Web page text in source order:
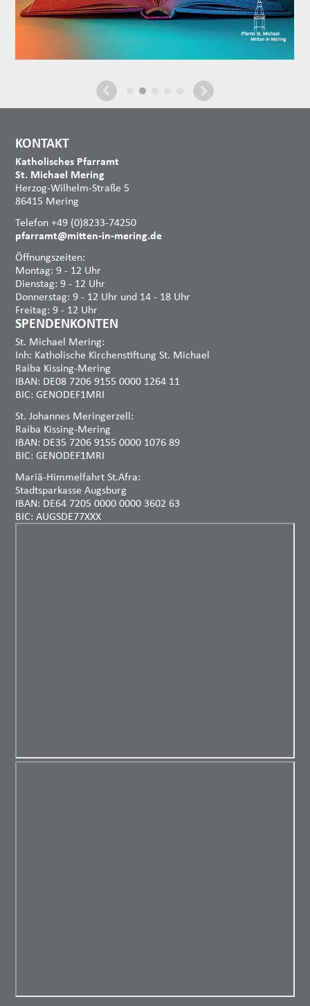
KONTAKT
Katholisches Pfarramt
St. Michael Mering
Herzog-Wilhelm-Straße 5
86415 Mering
Telefon +49 (0)8233-74250
pfarramt@mitten-in-mering.de
Öffnungszeiten:
Montag: 9 - 12 Uhr
Dienstag: 9 - 12 Uhr
Donnerstag: 9 - 12 Uhr und 14 - 18 Uhr
Freitag: 9 - 12 Uhr
SPENDENKONTEN
St. Michael Mering:
Inh: Katholische Kirchenstiftung St. Michael
Raiba Kissing-Mering
IBAN: DE08 7206 9155 0000 1264 11
BIC: GENODEF1MRI
St. Johannes Meringerzell:
Raiba Kissing-Mering
IBAN: DE35 7206 9155 0000 1076 89
BIC: GENODEF1MRI
Mariä-Himmelfahrt St.Afra:
Stadtsparkasse Augsburg
IBAN: DE64 7205 0000 0000 3602 63
BIC: AUGSDE77XXX